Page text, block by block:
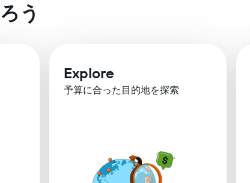
う
Explore
予算に合った目的地を探索